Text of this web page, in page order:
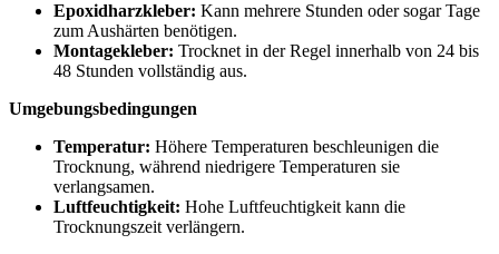
Epoxidharzkleber: Kann mehrere Stunden oder sogar Tage
zum Aushärten benötigen.
Montagekleber: Trocknet in der Regel innerhalb von 24 bis
48 Stunden vollständig aus.
Umgebungsbedingungen
Temperatur: Höhere Temperaturen beschleunigen die
Trocknung, während niedrigere Temperaturen sie
verlangsamen.
Luftfeuchtigkeit: Hohe Luftfeuchtigkeit kann die
Trocknungszeit verlängern.